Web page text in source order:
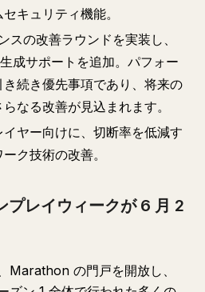
キュリティ機能。
スの改善ラウンドを実装し、
成サポートを追加。パフォー
続き優先事項であり、将来の
なる改善が見込まれます。
ヤー向けに、切断率を低減す
ク技術の改善。
レイウィークが 6 月 2
Marathon の門戸を開放し、